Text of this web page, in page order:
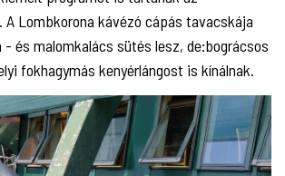
A Lombkorona kávézó cápás tavacskája
és malomkalács sütés lesz, de:bográcsos
fokhagymás kenyérlángost is kínálnak.